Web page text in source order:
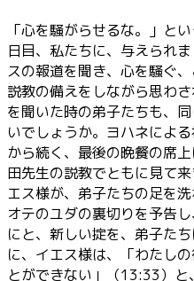
「心を騒がらせるな。」と
日目、私たちに、与えられ
スの報道を聞き、心を騒ぐ
説教の備えをしながら思わ
を聞いた時の弟子たちも、
いでしょうか。ヨハネによ
から続く、最後の晩餐の席
田先生の説教でともに見て
エス様が、弟子たちの足を
オテのユダの裏切りを予告
にと、新しい掟を、弟子た
に、イエス様は、「わたし
とができない」（13:33）